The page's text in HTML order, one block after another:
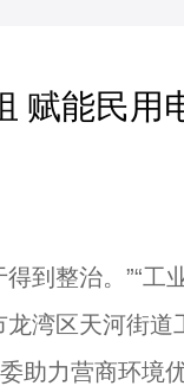
赋能民用
到整治。”“工
湾区天河街道
助力营商环境